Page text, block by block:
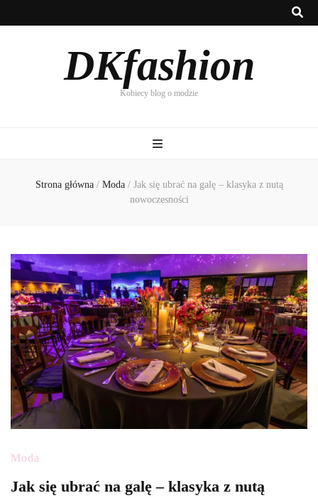
DKfashion
Kobiecy blog o modzie
Strona główna / Moda / Jak się ubrać na galę – klasyka z nutą
nowoczesności
Moda
Jak się ubrać na galę – klasyka z nutą